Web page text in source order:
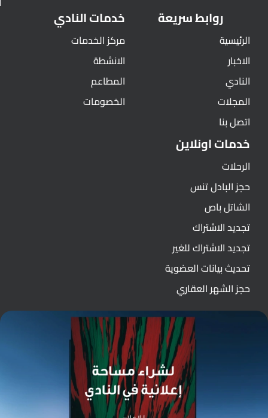
روابط سريعة
الرئيسية
الاخبار
النادي
المجلات
اتصل بنا
خدمات النادي
مركز الخدمات
الانشطة
المطاعم
الخصومات
خدمات اونلاين
الرحلات
حجز البادل تنس
الشاتل باص
تجديد الاشتراك
تجديد الاشتراك للغير
تحديث بيانات العضوية
حجز الشهر العقاري